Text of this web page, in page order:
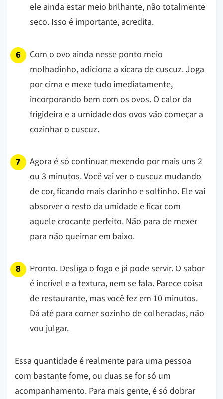
ele ainda estar meio brilhante, não totalmente
seco. Isso é importante, acredita.
Com o ovo ainda nesse ponto meio
molhadinho, adiciona a xícara de cuscuz. Joga
por cima e mexe tudo imediatamente,
incorporando bem com os ovos. O calor da
frigideira e a umidade dos ovos vão começar a
cozinhar o cuscuz.
Agora é só continuar mexendo por mais uns 2
ou 3 minutos. Você vai ver o cuscuz mudando
de cor, ficando mais clarinho e soltinho. Ele vai
absorver o resto da umidade e ficar com
aquele crocante perfeito. Não para de mexer
para não queimar em baixo.
Pronto. Desliga o fogo e já pode servir. O sabor
é incrível e a textura, nem se fala. Parece coisa
de restaurante, mas você fez em 10 minutos.
Dá até para comer sozinho de colheradas, não
vou julgar.
Essa quantidade é realmente para uma pessoa
com bastante fome, ou duas se for só um
acompanhamento. Para mais gente, é só dobrar